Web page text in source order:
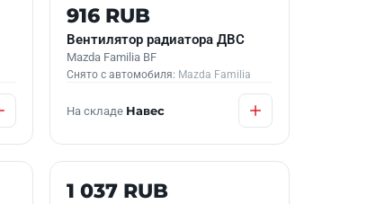
Б/У В НАЛИЧИИ
916 RUB
Вентилятор радиатора ДВС
Mazda Familia BF
Снято с автомобиля: Mazda Familia
На складе Навес
Б/У В НАЛИЧИИ
1 037 RUB